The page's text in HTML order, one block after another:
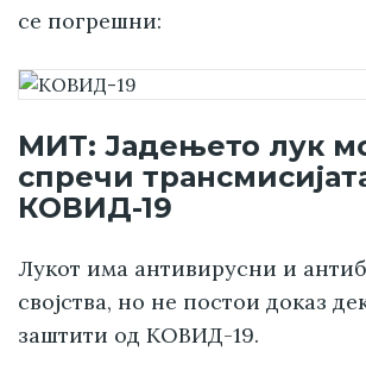
се погрешни:
МИТ: Јадењето лук
спречи
КОВИД-19
Лукот има антивирусни и
својства, но не постои доказ
заштити од КОВИД-19.